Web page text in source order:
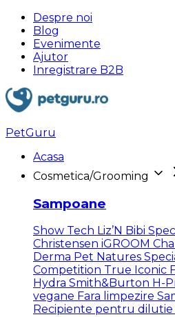
Despre noi
Blog
Evenimente
Ajutor
Inregistrare B2B
PetGuru
Acasa
Cosmetica/Grooming
Sampoane
Show Tech Liz’N Bibi
Christensen iGROOM
Derma Pet Natures
Competition True Iconic
Hydra Smith&Burton H-
vegane Fara limpezire
Recipiente pentru dilutie